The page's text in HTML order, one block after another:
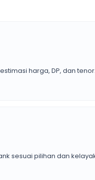
harga, DP, dan tenor.
sesuai pilihan dan